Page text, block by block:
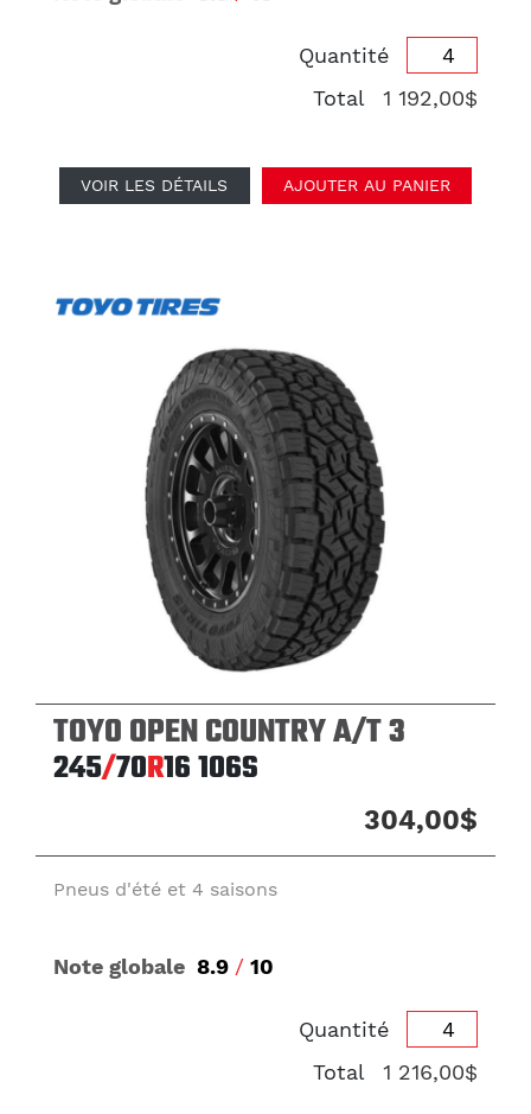
Quantité
Total
1 192,00$
VOIR LES DÉTAILS AJOUTER AU PANIER
TOYO OPEN COUNTRY A/T 3
245/70R16106S
304,00$
Pneus d'été et 4 saisons
Note globale 8.9 / 10
Quantité
Total
1 216,00$